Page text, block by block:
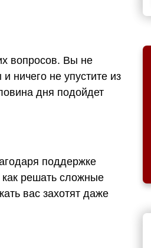
вопросов. Вы не
ничего не упустите из
дня подойдет
поддержке
решать сложные
вас захотят даже